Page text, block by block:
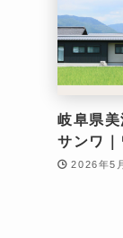
岐阜県
サンワ
2026年5